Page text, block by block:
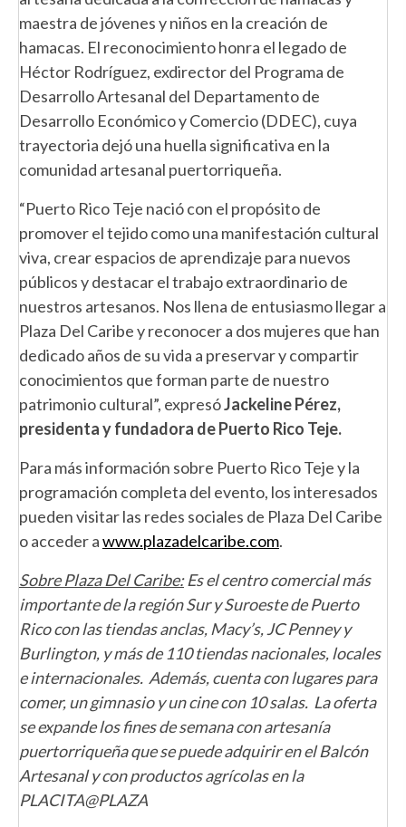
maestra de jóvenes y niños en la creación de
hamacas. El reconocimiento honra el legado de
Héctor Rodríguez, exdirector del Programa de
Desarrollo Artesanal del Departamento de
Desarrollo Económico y Comercio (DDEC), cuya
trayectoria dejó una huella significativa en la
comunidad artesanal puertorriqueña.
“Puerto Rico Teje nació con el propósito de
promover el tejido como una manifestación cultural
viva, crear espacios de aprendizaje para nuevos
públicos y destacar el trabajo extraordinario de
nuestros artesanos. Nos llena de entusiasmo llegar a
Plaza Del Caribe y reconocer a dos mujeres que han
dedicado años de su vida a preservar y compartir
conocimientos que forman parte de nuestro
patrimonio cultural”, expresóJackeline Pérez,
presidenta y fundadora de Puerto Rico Teje.
Para más información sobre Puerto Rico Teje y la
programación completa del evento, los interesados
pueden visitar las redes sociales de Plaza Del Caribe
o acceder awww.plazadelcaribe.com.
Sobre Plaza Del Caribe:Es el centro comercial más
importante de la región Sur y Suroeste de Puerto
Rico con las tiendas anclas, Macy’s, JC Penney y
Burlington, y más de 110 tiendas nacionales, locales
e internacionales. Además, cuenta con lugares para
comer, un gimnasio y un cine con 10 salas. La oferta
se expande los fines de semana con artesanía
puertorriqueña que se puede adquirir en el Balcón
Artesanal y con productos agrícolas en la
PLACITA@PLAZA